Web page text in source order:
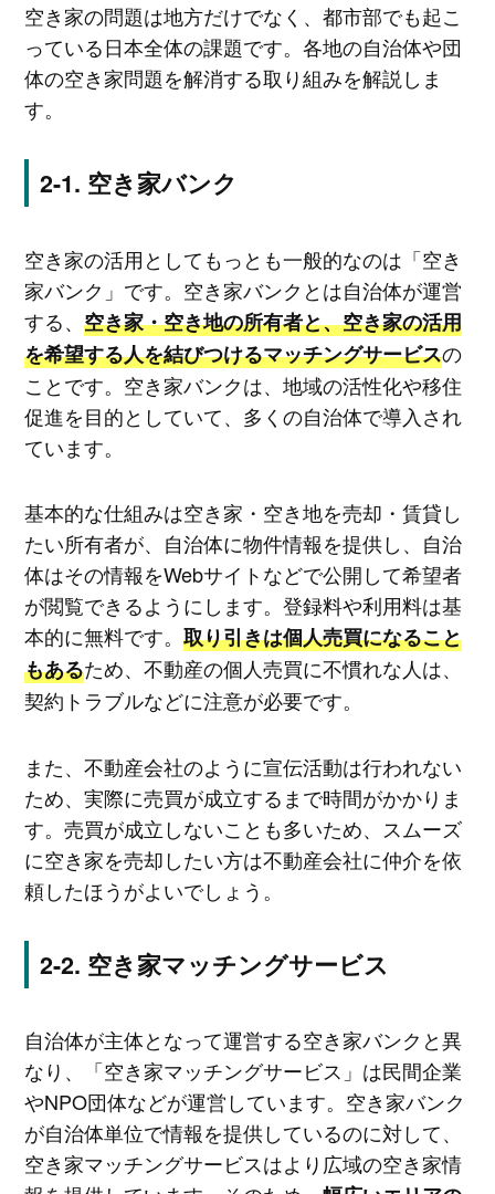
空き家の問題は地方だけでなく、都市部でも起こ
っている日本全体の課題です。各地の自治体や団
体の空き家問題を解消する取り組みを解説しま
す。
空き家バンク
空き家の活用としてもっとも一般的なのは「空き
家バンク」です。空き家バンクとは自治体が運営
する、 空き家・空き地の所有者と、空き家の活用
を希望する人を結びつけるマッチングサービスの
ことです。空き家バンクは、地域の活性化や移住
促進を目的としていて、多くの自治体で導入され
ています。
基本的な仕組みは空き家・空き地を売却・賃貸し
たい所有者が、自治体に物件情報を提供し、自治
体はその情報をWebサイトなどで公開して希望者
が閲覧できるようにします。登録料や利用料は基
本的に無料です。 取り引きは個人売買になること
もあるため、不動産の個人売買に不慣れな人は、
契約トラブルなどに注意が必要です。
また、不動産会社のように宣伝活動は行われない
ため、実際に売買が成立するまで時間がかかりま
す。売買が成立しないことも多いため、スムーズ
に空き家を売却したい方は不動産会社に仲介を依
頼したほうがよいでしょう。
空き家マッチングサービス
自治体が主体となって運営する空き家バンクと異
なり、「空き家マッチングサービス」は民間企業
やNPO団体などが運営しています。空き家バンク
が自治体単位で情報を提供しているのに対して、
空き家マッチングサービスはより広域の空き家情